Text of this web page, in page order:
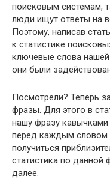
поисковым системам,
люди ищут ответы на
Поэтому, написав
к статистике
ключевые слова
они были
Посмотрели? Теперь
фразы. Для этого в
нашу фразу кавычками
перед каждым
получиться
статистика по данной
далее.